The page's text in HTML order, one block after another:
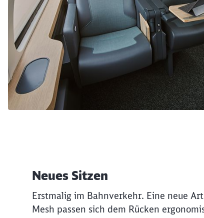
Neues Sitzen
Erstmalig im Bahnverkehr. Eine neue
Mesh passen sich dem Rücken